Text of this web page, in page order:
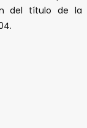
del título de la